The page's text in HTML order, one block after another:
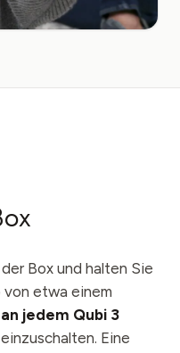
Box und halten Sie
von etwa einem
jedem Qubi 3
Eine